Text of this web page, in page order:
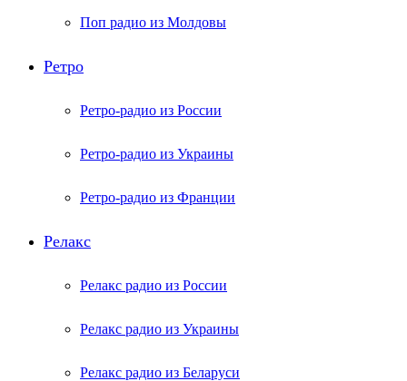
Поп радио из Молдовы
Ретро
Ретро-радио из России
Ретро-радио из Украины
Ретро-радио из Франции
Релакс
Релакс радио из России
Релакс радио из Украины
Релакс радио из Беларуси